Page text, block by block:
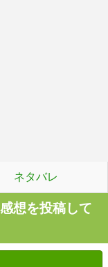
ネタバレ
想を投稿して